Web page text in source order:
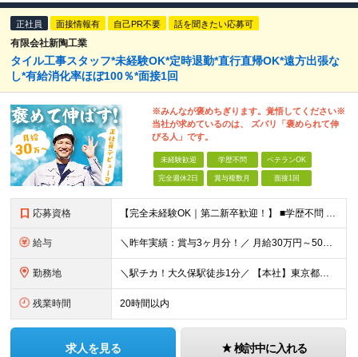
正社員 面接情報有 自己PR不要 話を聞きたい応募可
有限会社新陶工業
タイル工事スタッフ*未経験OK*定時退勤*直行直帰OK*遠方出張な
し*有給消化率ほぼ100％*面接1回
※みんなが褒めちぎります。覚悟してください※
当社が求めているのは、 ズバリ「褒められて伸
びる人」です。
未経験歓迎 学歴不問 ベテランOK
完全週休2日 賞与複数月 面接1回
応募資格 【完全未経験OK｜第二新卒歓迎！】 ■学歴不問 ■普通自動車免許をお持ちの方（AT限定可） ＼こんな方はぜひ！／ □形に残る仕事がしたい □ものづくりが好き、興味がある □お客様から直接感謝される仕
給与 ＼昨年実績：賞与3ヶ月分！／ 月給30万円～50万円+賞与年2回 ★月100万円稼ぐ方も在籍中★ ￣￣￣V￣￣￣￣￣￣￣￣￣￣ 「沢山稼ぎたい！」という気持ちがあれば、 意欲や頑張りに応じてしっかり
勤務地 ＼駅チカ！大久保駅徒歩1分／ 【本社】東京都新宿区百人町1-16-7新陶ビル1F 現場は主に東京23区、または1都3県（埼玉・神奈川・千葉）。 遠方出張はありません。 ★転勤なし ★社用車貸与 ★直
残業時間 20時間以内
求人を見る 検討中に入れる